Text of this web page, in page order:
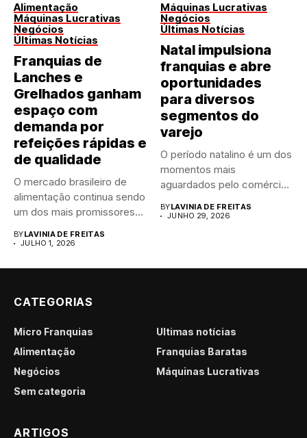
Alimentação
Máquinas Lucrativas
Negócios
Últimas Notícias
Franquias de
Lanches e
Grelhados ganham
espaço com
demanda por
refeições rápidas e
de qualidade
O mercado brasileiro de
alimentação continua sendo
um dos mais promissores
BYLAVINIA DE FREITAS
JULHO 1, 2026
Máquinas Lucrativas
Negócios
Últimas Notícias
Natal impulsiona
franquias e abre
oportunidades
para diversos
segmentos do
varejo
O período natalino é um dos
momentos mais
aguardados pelo comércio
BYLAVINIA DE FREITAS
JUNHO 29, 2026
CATEGORIAS
Micro Franquias
Últimas notícias
Alimentação
Franquias Baratas
Negócios
Máquinas Lucrativas
Sem categoria
ARTIGOS